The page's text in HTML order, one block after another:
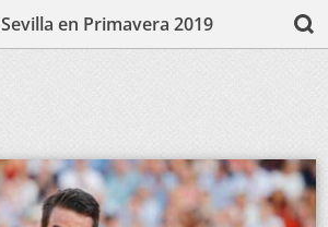
Sevilla en Primavera 2019